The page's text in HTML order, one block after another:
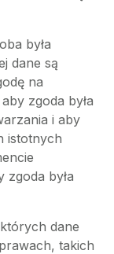
była
dane są
na
zgoda była
i aby
istotnych
zgoda była
dane
takich